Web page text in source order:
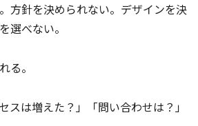
方針を決められない。デザインを決
選べない。
る。
スは増えた？」「問い合わせは？」